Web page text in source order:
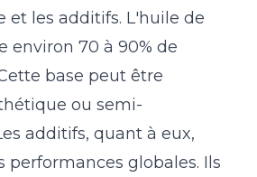
et les additifs. L'huile de
environ 70 à 90% de
base peut être
ou semi-
additifs, quant à eux,
performances globales. Ils